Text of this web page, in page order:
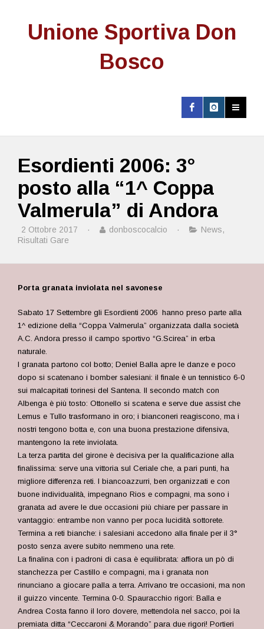
Unione Sportiva Don
Bosco
Esordienti 2006: 3°
posto alla “1^ Coppa
Valmerula” di Andora
2 Ottobre 2017 · donboscocalcio · News,
Risultati Gare
Porta granata inviolata nel savonese
Sabato 17 Settembre gli Esordienti 2006 hanno preso parte alla
1^ edizione della “Coppa Valmerula” organizzata dalla società
A.C. Andora presso il campo sportivo “G.Scirea” in erba
naturale.
I granata partono col botto; Deniel Balla apre le danze e poco
dopo si scatenano i bomber salesiani: il finale è un tennistico 6-0
sui malcapitati torinesi del Santena. Il secondo match con
Albenga è più tosto: Ottonello si scatena e serve due assist che
Lemus e Tullo trasformano in oro; i bianconeri reagiscono, ma i
nostri tengono botta e, con una buona prestazione difensiva,
mantengono la rete inviolata.
La terza partita del girone è decisiva per la qualificazione alla
finalissima: serve una vittoria sul Ceriale che, a pari punti, ha
migliore differenza reti. I biancoazzurri, ben organizzati e con
buone individualità, impegnano Rios e compagni, ma sono i
granata ad avere le due occasioni più chiare per passare in
vantaggio: entrambe non vanno per poca lucidità sottorete.
Termina a reti bianche: i salesiani accedono alla finale per il 3°
posto senza avere subito nemmeno una rete.
La finalina con i padroni di casa è equilibrata: affiora un pò di
stanchezza per Castillo e compagni, ma i granata non
rinunciano a giocare palla a terra. Arrivano tre occasioni, ma non
il guizzo vincente. Termina 0-0. Spauracchio rigori: Balla e
Andrea Costa fanno il loro dovere, mettendola nel sacco, poi la
premiata ditta “Ceccaroni & Morando” para due rigori! Portieri